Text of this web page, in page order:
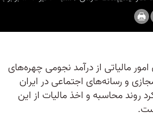
مالیاتی از درآمد نجومی چهره‌های
و رسانه‌های اجتماعی در ایران
روند محاسبه و اخذ مالیات از این